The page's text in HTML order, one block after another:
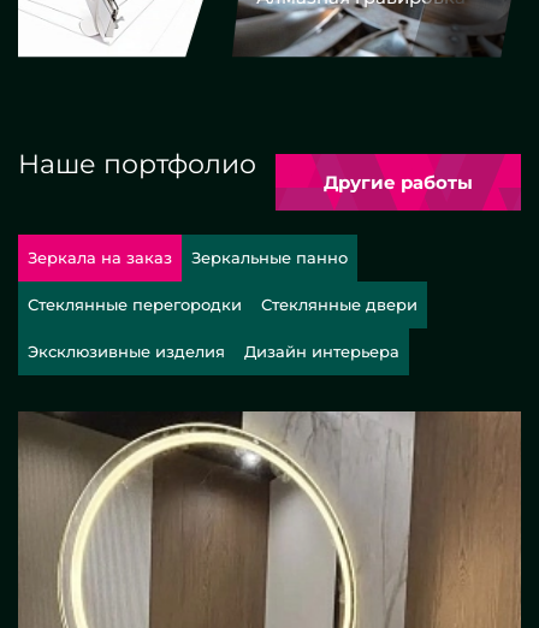
Наше портфолио
Другие работы
Зеркала на заказ Зеркальные панно
Стеклянные перегородки Стеклянные двери
Эксклюзивные изделия Дизайн интерьера